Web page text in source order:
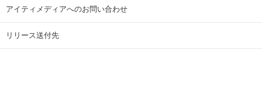
アイティメディアへのお問い合わせ
リリース送付先